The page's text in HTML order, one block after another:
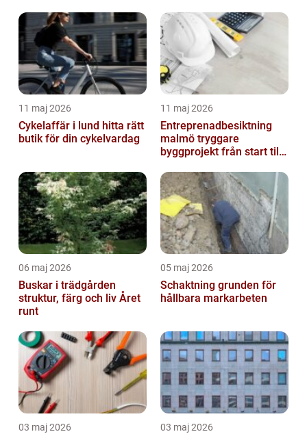
11 maj 2026
Cykelaffär i lund hitta rätt
butik för din cykelvardag
11 maj 2026
Entreprenadbesiktning
malmö tryggare
byggprojekt från start till
06 maj 2026
Buskar i trädgården
struktur, färg och liv Året
runt
05 maj 2026
Schaktning grunden för
hållbara markarbeten
03 maj 2026 03 maj 2026